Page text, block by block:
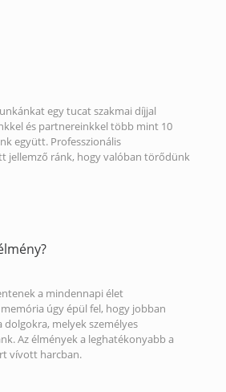
egy tucat szakmai díjjal
és partnereinkkel több mint 10
együtt. Professzionális
jellemző ránk, hogy valóban törődünk
a mindennapi élet
úgy épül fel, hogy jobban
dolgokra, melyek személyes
Az élmények a leghatékonyabb a
vívott harcban.